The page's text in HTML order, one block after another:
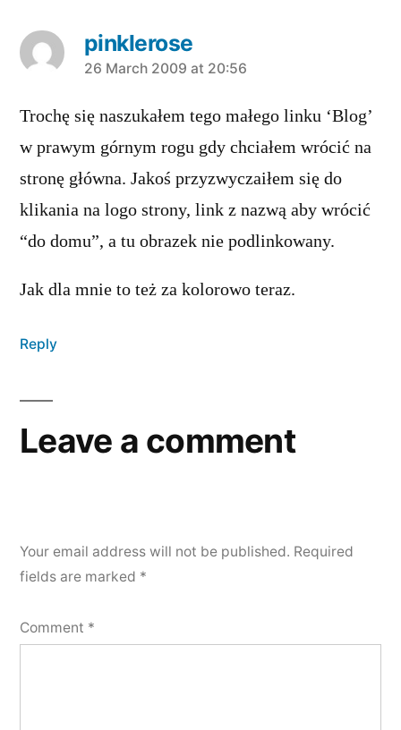
pinklerose
says:
26 March 2009 at 20:56
Trochę się naszukałem tego małego linku ‘Blog’
w prawym górnym rogu gdy chciałem wrócić na
stronę główna. Jakoś przyzwyczaiłem się do
klikania na logo strony, link z nazwą aby wrócić
“do domu”, a tu obrazek nie podlinkowany.
Jak dla mnie to też za kolorowo teraz.
Reply
Leave a comment
Your email address will not be published. Required
fields are marked *
Comment *